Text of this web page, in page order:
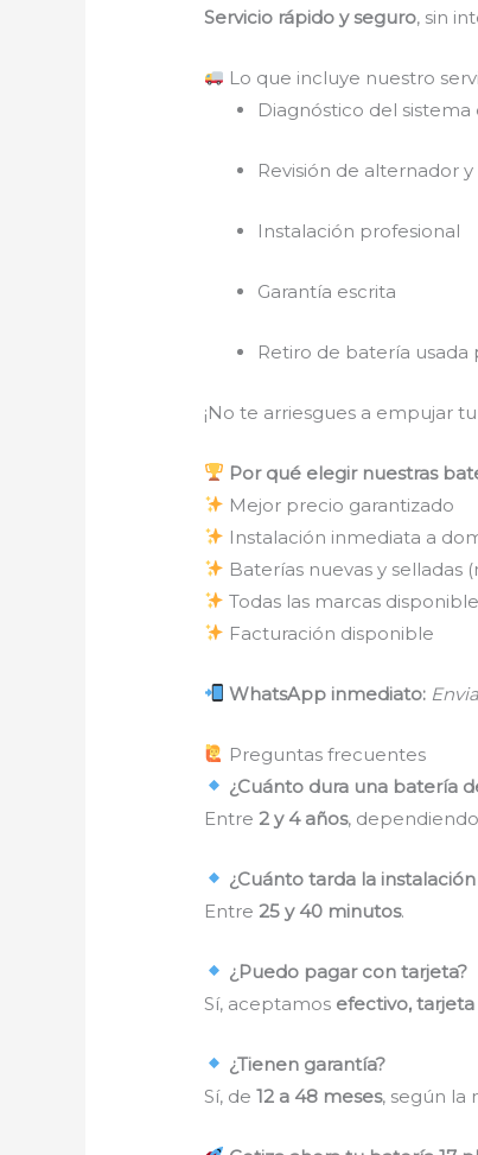
Servicio rápido y seguro, sin
Lo que incluye nuestro
Diagnóstico del
Revisión de alternador
Instalación profesional
Garantía escrita
Retiro de batería usada
¡No te arriesgues a empujar
Por qué elegir nuestras
Mejor precio garantizado
Instalación inmediata a
Baterías nuevas y selladas
Todas las marcas
Facturación disponible
WhatsApp inmediato:
Preguntas frecuentes
¿Cuánto dura una batería
Entre2 y 4 años,
¿Cuánto tarda la
Entre25 y 40 minutos.
¿Puedo pagar con tarjeta?
Sí, aceptamos efectivo,
¿Tienen garantía?
Sí, de12 a 48 meses, según la